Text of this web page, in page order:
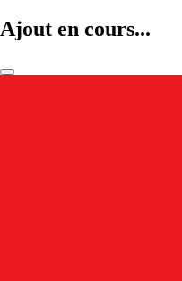
Ajout en cours...